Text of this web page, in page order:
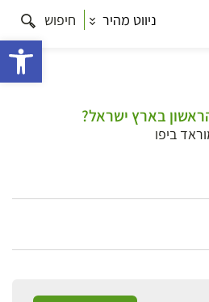
ניווט מהיר חיפוש
בארץ ישראל?
ביפו